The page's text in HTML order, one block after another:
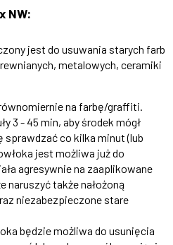
NW:
jest do usuwania starych farb
metalowych, ceramiki
na farbę/graffiti.
3 - 45 min, aby środek mógł
sprawdzać co kilka minut (lub
jest możliwa już do
agresywnie na zaaplikowane
naruszyć także nałożoną
niezabezpieczone stare
będzie możliwa do usunięcia